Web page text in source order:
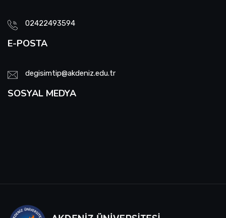
02422493594
E-POSTA
degisimtip@akdeniz.edu.tr
SOSYAL MEDYA